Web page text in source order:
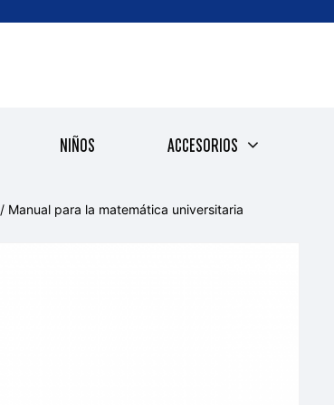
NIÑOS ACCESORIOS
/ Manual para la matemática universitaria